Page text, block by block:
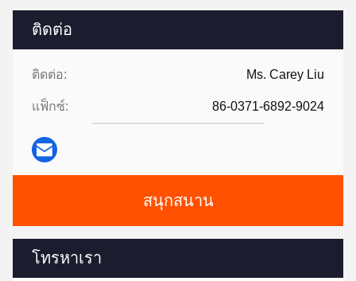
ติดต่อ
ติดต่อ: Ms. Carey Liu
แฟ็กซ์: 86-0371-6892-9024
สนุกสนาน
โทรหาเรา